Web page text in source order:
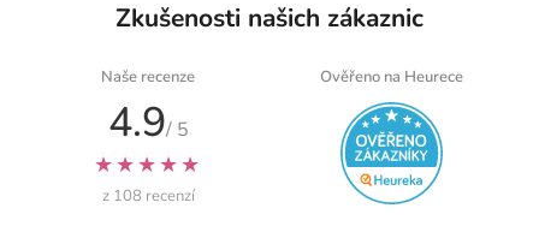
Zkušenosti našich zákaznic
Naše recenze
4.9/ 5
★★★★★
z 108 recenzí
Ověřeno na Heurece